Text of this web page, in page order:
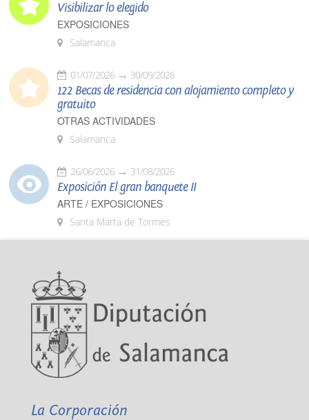
Visibilizar lo elegido
EXPOSICIONES
Salamanca
01/07/2026 30/09/2026
122 Becas de residencia con alojamiento completo y
gratuito
OTRAS ACTIVIDADES
Salamanca
26/06/2026 31/08/2026
Exposición El gran banquete II
ARTE / EXPOSICIONES
Santa Marta de Tormes
La Corporación